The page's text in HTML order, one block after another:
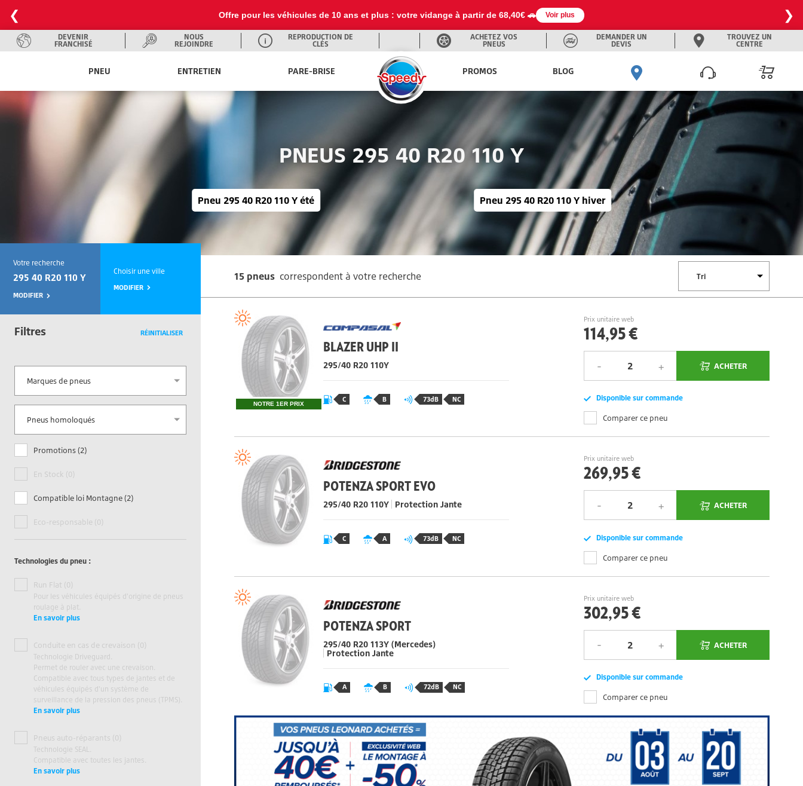
❮ La chaleur est là ! Profitez de notre baisse de prix sur la recharge 1234YF à partir de 114€ avec une promo à -25% en exclu web ❄️ ❯
DEVENIR
FRANCHISÉ
NOUS
REJOINDRE
REPRODUCTION DE
CLÉS
TROUVEZ UN
CENTRE
DEMANDER UN
DEVIS
ACHETEZ VOS
PNEUS
PNEU ENTRETIEN PARE-BRISE PROMOS BLOG
PNEUS 295 40 R20 110 Y
Pneu 295 40 R20 110 Y été Pneu 295 40 R20 110 Y hiver
Votre recherche
295 40 R20 110 Y
MODIFIER
Choisir une ville
MODIFIER
RÉINITIALISER
Filtres
Marques de pneus
Promotions (2)
En Stock (0)
Compatible loi Montagne (2)
Eco-responsable (0)
Technologies du pneu :
Run Flat (0)
Pour les véhicules équipés d'origine de pneus
roulage à plat.
En savoir plus
Conduite en cas de crevaison (0)
Technologie Driveguard.
Permet de rouler avec une crevaison.
Compatible avec tous types de jantes et de
véhicules équipés d'un système de
surveillance de la pression des pneus (TPMS).
En savoir plus
Pneus auto-réparants (0)
Technologie SEAL.
Compatible avec toutes les jantes.
En savoir plus
15 pneus correspondent à votre recherche
NOTRE 1ER PRIX
BLAZER UHP II
295/40 R20 110Y
C B 73dB NC
Prix unitaire web
114,95 €
ACHETER
Disponible sur commande
Comparer ce pneu
POTENZA SPORT EVO
295/40 R20 110Y Protection Jante
C A 73dB NC
Prix unitaire web
269,95 €
ACHETER
Disponible sur commande
Comparer ce pneu
POTENZA SPORT
295/40 R20113Y (Mercedes)
Protection Jante
A B 72dB NC
Prix unitaire web
302,95 €
ACHETER
Disponible sur commande
Comparer ce pneu